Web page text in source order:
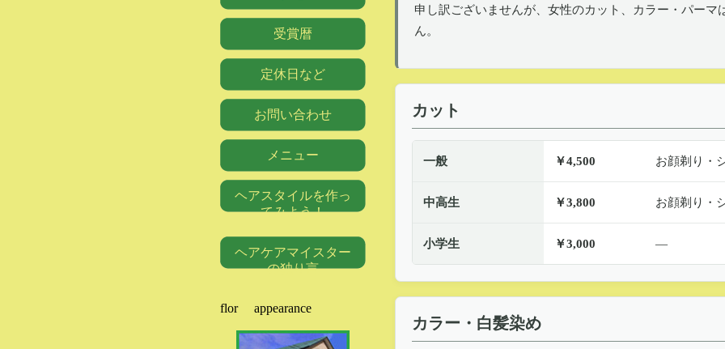
申し訳ございませんが、女性のカット、カラー・パーマ
ん。
カット
一般 ￥4,500 お顔剃り・
中高生 ￥3,800 お顔剃り・
小学生 ￥3,000 —
カラー・白髪染め
受賞暦
定休日など
お問い合わせ
メニュー
ヘアスタイルを作っ
てみよう！
ヘアケアマイスター
の独り言
flor appearance